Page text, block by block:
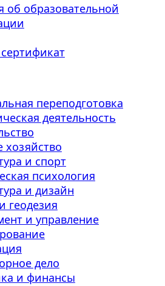
об образовательной
переподготовка
деятельность
хозяйство
и спорт
психология
и дизайн
геодезия
и управление
дело
и финансы